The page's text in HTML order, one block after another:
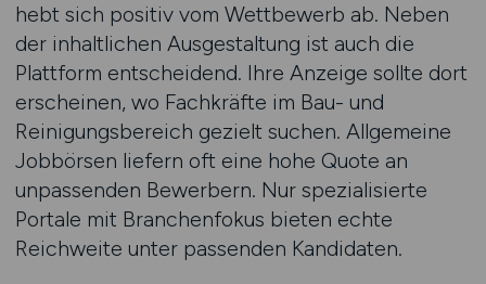
hebt sich positiv vom Wettbewerb ab. Neben
der inhaltlichen Ausgestaltung ist auch die
Plattform entscheidend. Ihre Anzeige sollte dort
erscheinen, wo Fachkräfte im Bau- und
Reinigungsbereich gezielt suchen. Allgemeine
Jobbörsen liefern oft eine hohe Quote an
unpassenden Bewerbern. Nur spezialisierte
Portale mit Branchenfokus bieten echte
Reichweite unter passenden Kandidaten.